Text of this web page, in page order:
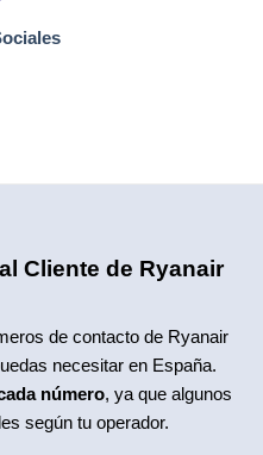
Cliente de Ryanair
de contacto de Ryanair
necesitar en España.
número, ya que algunos
según tu operador.